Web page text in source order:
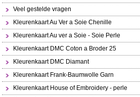
Veel gestelde vragen
Kleurenkaart Au Ver a Soie Chenille
Kleurenkaart Au ver a Soie - Soie Perle
Kleurenkaart DMC Coton a Broder 25
Kleurenkaart DMC Diamant
Kleurenkaart Frank-Baumwolle Garn
Kleurenkaart House of Embroidery - perle